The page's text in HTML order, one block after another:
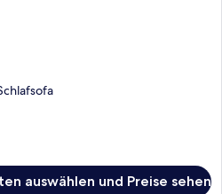
auswählen und Preise sehen